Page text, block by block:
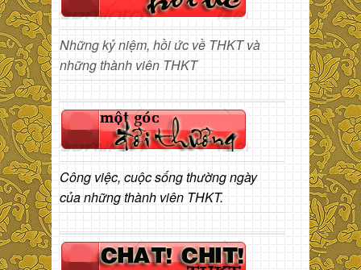
Những kỷ niệm, hồi ức về THKT và
những thành viên THKT
Công việc, cuộc sống thường ngày
của những thành viên THKT.